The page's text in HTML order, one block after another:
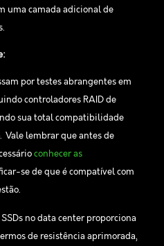
uma camada adicional de
por testes abrangentes em
controladores RAID de
sua total compatibilidade
Vale lembrar que antes de
conhecer as
se de que é compatível com
no data center proporciona
de resistência aprimorada,